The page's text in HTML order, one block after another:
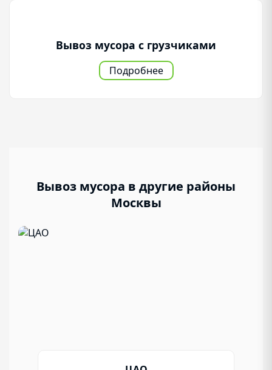
Вывоз мусора с грузчиками
Подробнее
Вывоз мусора в другие районы
Москвы